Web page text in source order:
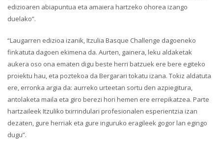
edizioaren abiapuntua eta amaiera hartzeko ohorea izango
duelako”.
“Laugarren edizioa izanik, Itzulia Basque Challenge dagoeneko
finkatuta dagoen ekimena da. Aurten, gainera, leku aldaketak
aukera oso ona ematen digu beste herri batzuek ere bere egiteko
proiektu hau, eta poztekoa da Bergarari tokatu izana. Tokiz aldatuta
ere, erronka argia da: aurreko urteetan sortu den azpiegitura,
antolaketa maila eta giro berezi hori hemen ere errepikatzea. Parte
hartzaileek Itzuliko txirrindulari profesionalen esperientzia izan
dezaten, gure herriak eta gure inguruko eragileek gogor lan egingo
dugu”.